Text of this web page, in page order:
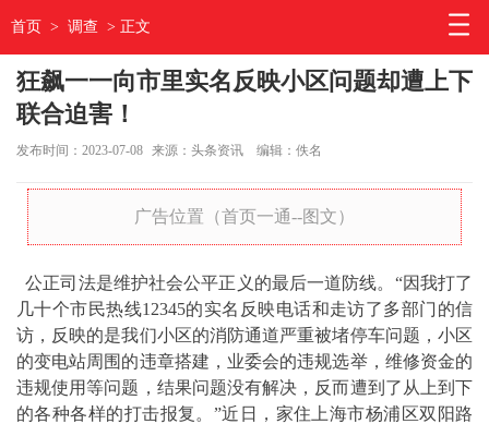
首页 > 调查 > 正文
狂飙一一向市里实名反映小区问题却遭上下
联合迫害！
发布时间：2023-07-08 来源：头条资讯 编辑：佚名
广告位置（首页一通--图文）
公正司法是维护社会公平正义的最后一道防线。“因我打了
几十个市民热线12345的实名反映电话和走访了多部门的信
访，反映的是我们小区的消防通道严重被堵停车问题，小区
的变电站周围的违章搭建，业委会的违规选举，维修资金的
违规使用等问题，结果问题没有解决，反而遭到了从上到下
的各种各样的打击报复。”近日，家住上海市杨浦区双阳路